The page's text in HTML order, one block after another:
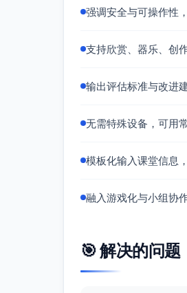
安全提示
团队游戏二：
举“大
每组轮流跟
放慢节拍，
教师指导
强调安全与可操作性
支持欣赏、器乐、创
输出评估标准与改进
无需特殊设备，可用
模板化输入课堂信息
融入游戏化与小组协
🎯 解决的问题